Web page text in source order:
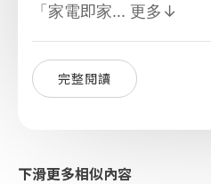
「家電即家... 更多↓
完整閱讀
下滑更多相似內容